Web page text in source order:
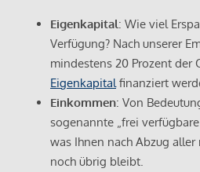
Eigenkapital: Wie viel
Verfügung? Nach unserer
mindestens 20 Prozent der
Eigenkapital finanziert
Einkommen: Von
sogenannte „frei
was Ihnen nach Abzug
noch übrig bleibt.